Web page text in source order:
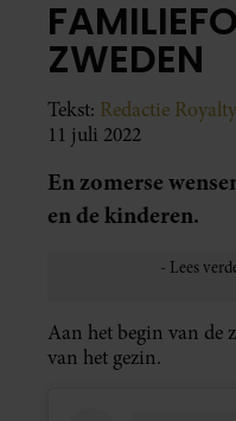
ZWEDEN
Tekst: Redactie
11 juli 2022
En zomerse
en de kinderen.
Aan het begin van de
van het gezin.